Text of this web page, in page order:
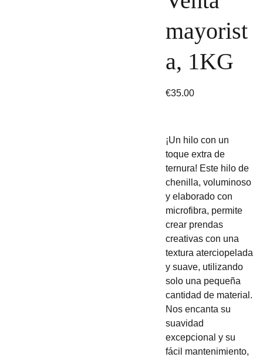
mayorist
a, 1KG
€35.00
¡Un hilo con un
toque extra de
ternura! Este hilo de
chenilla, voluminoso
y elaborado con
microfibra, permite
crear prendas
creativas con una
textura aterciopelada
y suave, utilizando
solo una pequeña
cantidad de material.
Nos encanta su
suavidad
excepcional y su
fácil mantenimiento,